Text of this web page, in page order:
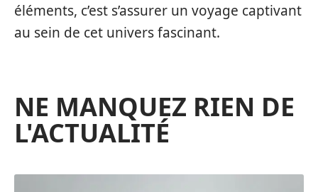
éléments, c’est s’assurer un voyage captivant
au sein de cet univers fascinant.
NE MANQUEZ RIEN DE
L'ACTUALITÉ